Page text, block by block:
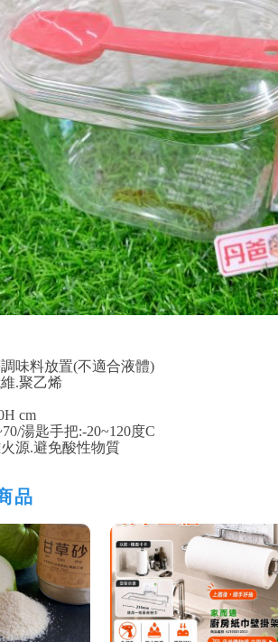
味料放置(不適合液體)
.聚乙烯
cm
湯匙手把:-20~120度C
源.避免酸性物質
品